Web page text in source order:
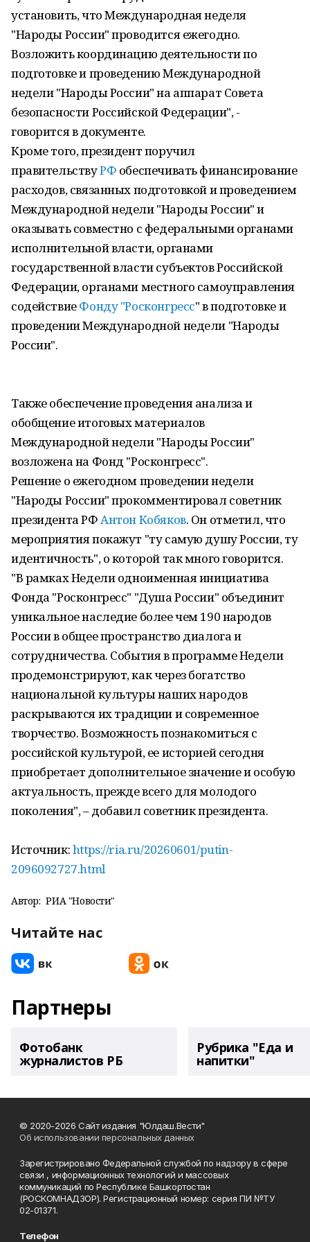
установить, что Международная неделя
"Народы России" проводится ежегодно.
Возложить координацию деятельности по
подготовке и проведению Международной
недели "Народы России" на аппарат Совета
безопасности Российской Федерации", -
говорится в документе.
Кроме того, президент поручил
правительствуРФ обеспечивать финансирование
расходов, связанных подготовкой и проведением
Международной недели "Народы России" и
оказывать совместно с федеральными органами
исполнительной власти, органами
государственной власти субъектов Российской
Федерации, органами местного самоуправления
содействиеФонду "Росконгресс" в подготовке и
проведении Международной недели "Народы
России".
Также обеспечение проведения анализа и
обобщение итоговых материалов
Международной недели "Народы России"
возложена на Фонд "Росконгресс".
Решение о ежегодном проведении недели
"Народы России" прокомментировал советник
президента РФАнтон Кобяков. Он отметил, что
мероприятия покажут "ту самую душу России, ту
идентичность", о которой так много говорится.
"В рамках Недели одноименная инициатива
Фонда "Росконгресс" "Душа России" объединит
уникальное наследие более чем 190 народов
России в общее пространство диалога и
сотрудничества. События в программе Недели
продемонстрируют, как через богатство
национальной культуры наших народов
раскрываются их традиции и современное
творчество. Возможность познакомиться с
российской культурой, ее историей сегодня
приобретает дополнительное значение и особую
актуальность, прежде всего для молодого
поколения", – добавил советник президента.
Источник:https://ria.ru/20260601/putin-
2096092727.html
Автор: РИА "Новости"
Читайте нас
Партнеры
Фотобанк
журналистов РБ
Рубрика "Еда и
напитки"
© 2020-2026 Сайт издания "Юлдаш.Вести"
Об использовании персональных данных
Зарегистрировано Федеральной службой по надзору в сфере
связи , информационных технологий и массовых
коммуникаций по Республике Башкортостан
(РОСКОМНАДЗОР). Регистрационный номер: серия ПИ №ТУ
02-01371.
Телефон